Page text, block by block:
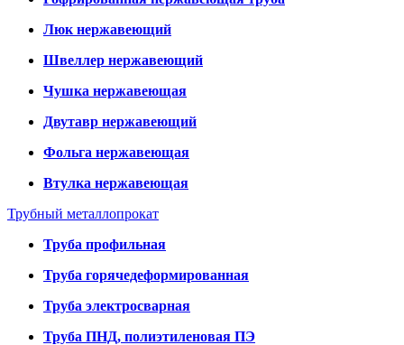
Люк нержавеющий
Швеллер нержавеющий
Чушка нержавеющая
Двутавр нержавеющий
Фольга нержавеющая
Втулка нержавеющая
Трубный металлопрокат
Труба профильная
Труба горячедеформированная
Труба электросварная
Труба ПНД, полиэтиленовая ПЭ